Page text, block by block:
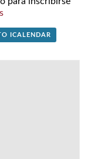
ICALENDAR